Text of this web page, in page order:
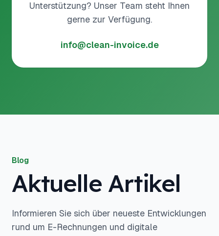
Unterstützung? Unser Team steht Ihnen
gerne zur Verfügung.
info@clean-invoice.de
Blog
Aktuelle Artikel
Informieren Sie sich über neueste Entwicklungen
rund um E-Rechnungen und digitale